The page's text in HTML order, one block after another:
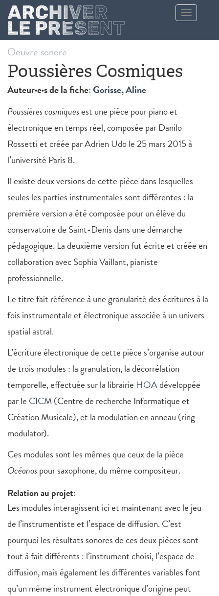
Aller au contenu principal
Toggle
navigation
Oeuvre sonore
Poussières Cosmiques
Auteur·e·s de la fiche:Gorisse, Aline
Poussières cosmiquesest une pièce pour piano et
électronique en temps réel, composée par Danilo
Rossetti et créée par Adrien Udo le 25 mars 2015 à
l’université Paris 8.
Il existe deux versions de cette pièce dans lesquelles
seules les parties instrumentales sont différentes : la
première version a été composée pour un élève du
conservatoire de Saint-Denis dans une démarche
pédagogique. La deuxième version fut écrite et créée en
collaboration avec Sophia Vaillant, pianiste
professionnelle.
Le titre fait référence à une granularité des écritures à la
fois instrumentale et électronique associée à un univers
spatial astral.
L’écriture électronique de cette pièce s’organise autour
de trois modules : la granulation, la décorrélation
temporelle, effectuée sur la librairie HOAdéveloppée
par le CICM(Centre de recherche Informatique et
Création Musicale), et la modulation en anneau (ring
modulator).
Ces modules sont les mêmes que ceux de la pièce
Océanospour saxophone, du même compositeur.
Relation au projet:
Les modules interagissent ici et maintenant avec le jeu
de l’instrumentiste et l’espace de diffusion. C’est
pourquoi les résultats sonores de ces deux pièces sont
tout à fait différents : l’instrument choisi, l’espace de
diffusion, mais également les différentes variables font
qu’un même instrument électronique d’origine peut